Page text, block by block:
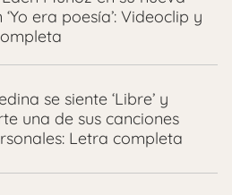
era poesía’: Videoclip y
se siente ‘Libre’ y
una de sus canciones
Letra completa